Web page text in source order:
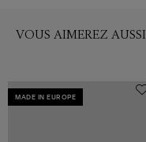
VOUS AIMEREZ AUSSI
MADE IN EUROPE